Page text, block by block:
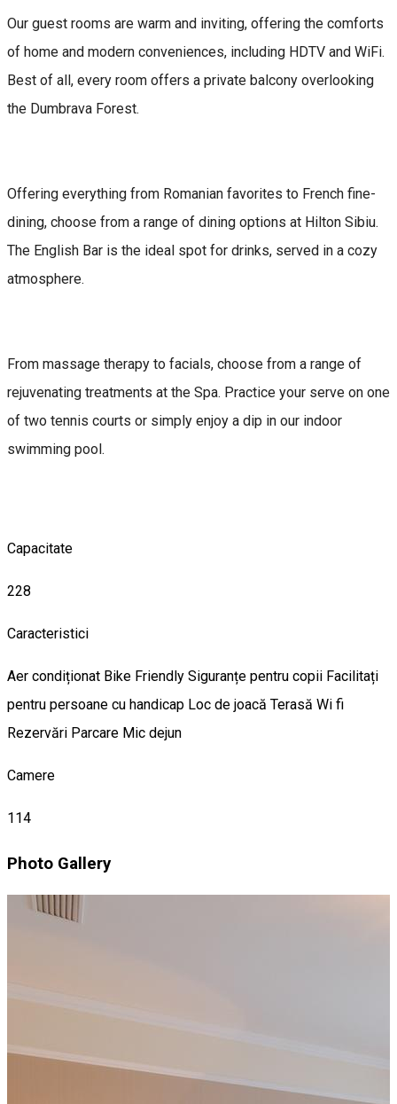
Our guest rooms are warm and inviting, offering the comforts
of home and modern conveniences, including HDTV and WiFi.
Best of all, every room offers a private balcony overlooking
the Dumbrava Forest.
Offering everything from Romanian favorites to French fine-
dining, choose from a range of dining options at Hilton Sibiu.
The English Bar is the ideal spot for drinks, served in a cozy
atmosphere.
From massage therapy to facials, choose from a range of
rejuvenating treatments at the Spa. Practice your serve on one
of two tennis courts or simply enjoy a dip in our indoor
swimming pool.
Capacitate
228
Caracteristici
Aer condiționat Bike Friendly Siguranțe pentru copii Facilitați
pentru persoane cu handicap Loc de joacă Terasă Wi fi
Rezervări Parcare Mic dejun
Camere
114
Photo Gallery